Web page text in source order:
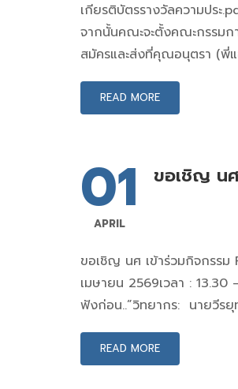
เกียรติบัตรรางวัลความประ
จากนั้นคณะจะตั้งคณะกรรมก
สมัครและส่งที่คุณอนุตรา (พี่
READ MORE
01
APRIL
ขอเชิญ น
ขอเชิญ นศ เข้าร่วมกิจกรร
เมษายน 2569เวลา :
ฟังก่อน..”วิทยากร: นายวีร
READ MORE